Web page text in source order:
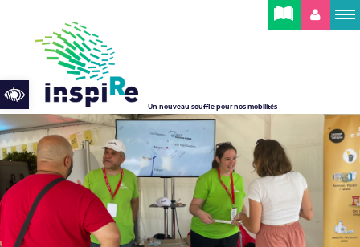
Open toolbar
Un nouveau souffle pour nos mobilités